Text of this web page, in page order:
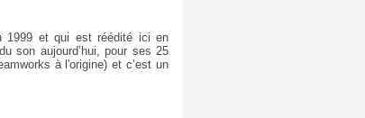
1999 et qui est réédité ici en
son aujourd’hui, pour ses 25
à l'origine) et c’est un